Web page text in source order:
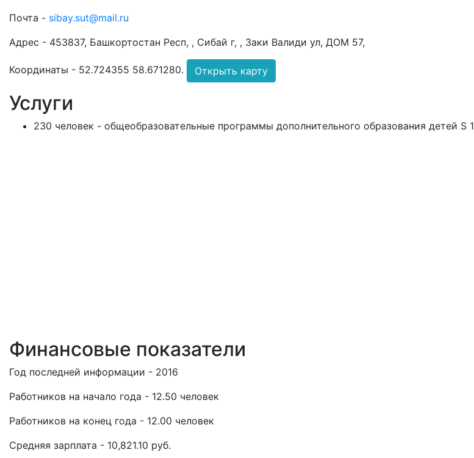
Почта - sibay.sut@mail.ru
Адрес - 453837, Башкортостан Респ, , Сибай г, , Заки Валиди ул, ДОМ 57,
Координаты - 52.724355 58.671280. Открыть карту
Услуги
230 человек - общеобразовательные программы дополнительного образования детей S 1
Финансовые показатели
Год последней информации - 2016
Работников на начало года - 12.50 человек
Работников на конец года - 12.00 человек
Средняя зарплата - 10,821.10 руб.